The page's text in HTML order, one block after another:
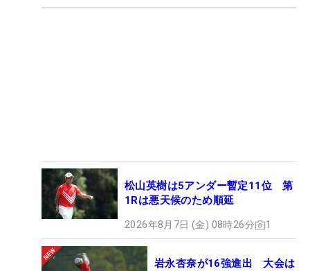
松山英樹は5アンダー暫定11位 第
1Rは悪天候のため順延
2026年8月7日 (金) 08時26分 1
岩永杏奈が16強進出 大会は